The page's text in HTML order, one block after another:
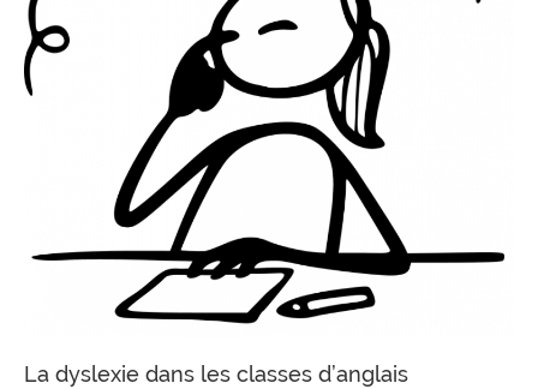
La dyslexie dans les classes d’anglais